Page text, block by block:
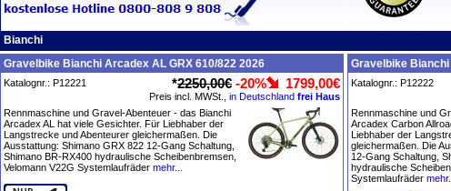
Bianchi
Gravelbike Bianchi Arcadex AL GRX 610/822 2026
Katalognr.: P12221 *2250,00€ -20% 1799,00€
Preis incl. MWSt., in Deutschland frei Haus
Rennmaschine und Gravel-Abenteuer - das Bianchi
Arcadex AL hat viele Gesichter. Für Liebhaber der
Langstrecke und Abenteurer gleichermaßen. Die
Ausstattung: Shimano GRX 822 12-Gang Schaltung,
Shimano BR-RX400 hydraulische Scheibenbremsen,
Velomann V22G Systemlaufräder mehr...
Gravelbike
Katalognr.: P12222
Rennmaschine und
Arcadex Carbon
Liebhaber der
gleichermaßen. Die
12-Gang Schaltung,
hydraulische
Systemlaufräder mehr...